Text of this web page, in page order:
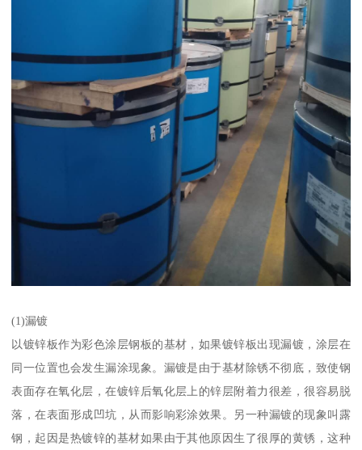
(1)漏镀
以镀锌板作为彩色涂层钢板的基材，如果镀锌板出现漏镀，涂层在
同一位置也会发生漏涂现象。漏镀是由于基材除锈不彻底，致使钢
表面存在氧化层，在镀锌后氧化层上的锌层附着力很差，很容易脱
落，在表面形成凹坑，从而影响彩涂效果。另一种漏镀的现象叫露
钢，起因是热镀锌的基材如果由于其他原因生了很厚的黄锈，这种